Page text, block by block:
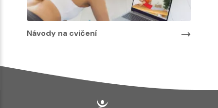
Návody na cvičení